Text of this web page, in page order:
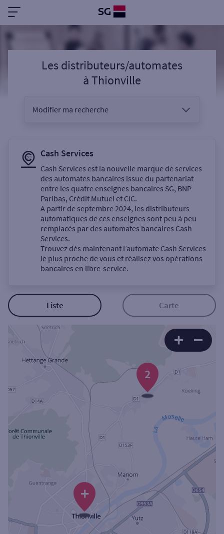
Les distributeurs/automates
àThionville
Modifier ma recherche
Sélectionnez votre recherche
Un service
Autour de moi
Ville / Code postal
Rechercher
Cash Services
Cash Services est la nouvelle marque de services
des automates bancaires issue du partenariat
entre les quatre enseignes bancaires SG, BNP
Paribas, Crédit Mutuel et CIC.
A partir de septembre 2024, les distributeurs
automatiques de ces enseignes sont peu à peu
remplacés par des automates bancaires Cash
Services.
Trouvez dès maintenant l’automate Cash Services
le plus proche de vous et réalisez vos opérations
bancaires en libre-service.
Liste Carte
+
2